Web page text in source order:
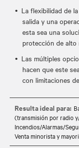
La flexibilidad de
salida y una
esta sea una
protección de alto
Las múltiples
hacen que este
con limitaciones
Resulta ideal para:
(transmisión por radio
Incendios/Alarmas/
Venta minorista y